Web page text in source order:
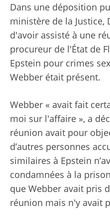
Dans une déposition
ministère de la Justice,
d'avoir assisté à une
procureur de l'État de
Epstein pour crimes
Webber était présent.
Webber « avait fait
moi sur l'affaire », a
réunion avait pour
d’autres personnes
similaires à Epstein
condamnées à la
que Webber avait pris
réunion mais n'y avait